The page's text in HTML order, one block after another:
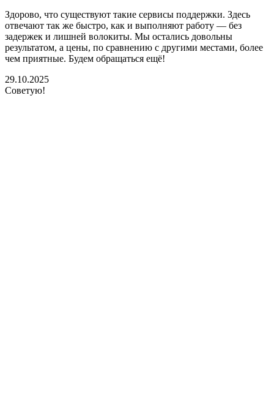
Здорово, что существуют такие сервисы поддержки. Здесь
отвечают так же быстро, как и выполняют работу — без
задержек и лишней волокиты. Мы остались довольны
результатом, а цены, по сравнению с другими местами, более
чем приятные. Будем обращаться ещё!
29.10.2025
Советую!